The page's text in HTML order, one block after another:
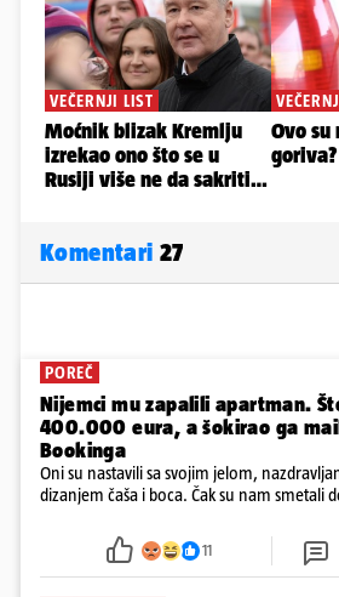
Komentari 27
POREČ
Nijemci mu zapalili apartman.
400.000 eura, a šokirao ga
Bookinga
Oni su nastavili sa svojim jelom,
dizanjem čaša i boca. Čak su nam smetali
požar, rekao je vlasnik
11